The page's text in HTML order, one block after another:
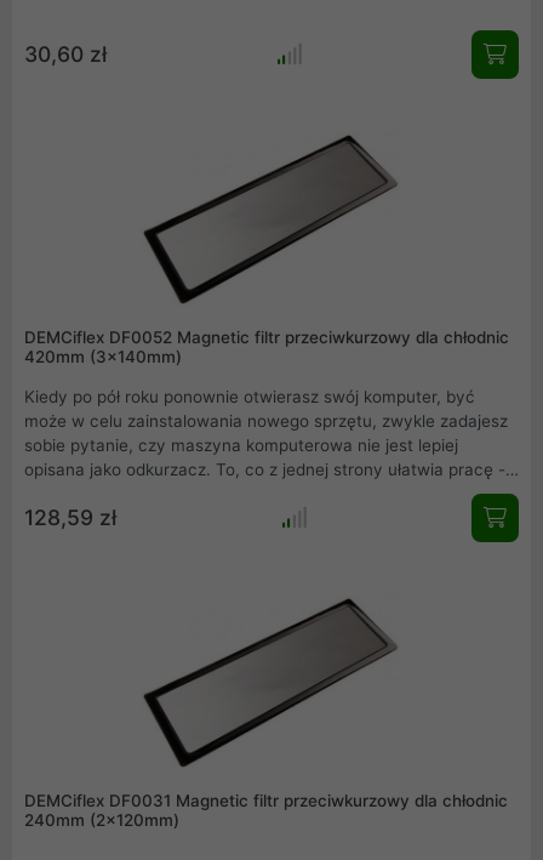
30,60 zł
DEMCiflex DF0052 Magnetic filtr przeciwkurzowy dla chłodnic
420mm (3x140mm)
Kiedy po pół roku ponownie otwierasz swój komputer, być
może w celu zainstalowania nowego sprzętu, zwykle zadajesz
sobie pytanie, czy maszyna komputerowa nie jest lepiej
opisana jako odkurzacz. To, co z jednej strony ułatwia pracę -
wystarczy wyobrazić sobie, o ile częściej trzeba by sprzątać
pokój, gdyby cały brud nie był na wszelki wypadek zbierany
128,59 zł
DEMCiflex DF0031 Magnetic filtr przeciwkurzowy dla chłodnic
240mm (2x120mm)